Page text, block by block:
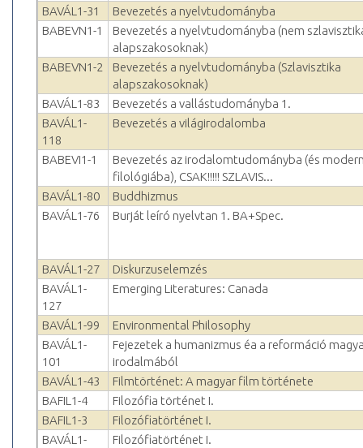
BAVÁL1-31
Bevezetés a nyelvtudományba
BABEVN1-1
Bevezetés a nyelvtudományba (nem
alapszakosoknak)
BABEVN1-2
Bevezetés a nyelvtudományba (Szlavisztika
alapszakosoknak)
BAVÁL1-83
Bevezetés a vallástudományba 1.
BAVÁL1-
118
Bevezetés a világirodalomba
BABEVI1-1
Bevezetés az irodalomtudományba (és
filológiába), CSAK!!!!! SZLAVIS...
BAVÁL1-80
Buddhizmus
BAVÁL1-76
Burját leíró nyelvtan 1. BA+Spec.
BAVÁL1-27
Diskurzuselemzés
BAVÁL1-
127
Emerging Literatures: Canada
BAVÁL1-99
Environmental Philosophy
BAVÁL1-
101
Fejezetek a humanizmus éa a reformáció
irodalmából
BAVÁL1-43
Filmtörténet: A magyar film története
BAFIL1-4
Filozófia történet I.
BAFIL1-3
Filozófiatörténet I.
BAVÁL1-
Filozófiatörténet I.